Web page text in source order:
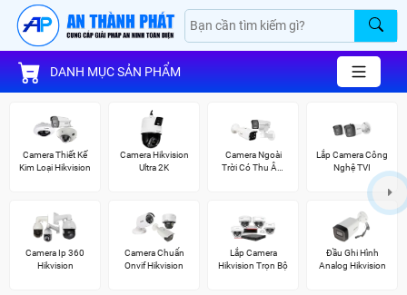
DANH MỤC SẢN PHẨM
Camera Thiết Kế
Kim Loại Hikvision
Camera Hikvision
Ultra 2K
Camera Ngoài
Trời Có Thu Âm
Lắp Camera Công
Nghệ TVI
Camera Ip 360
Hikvision
Camera Chuẩn
Onvif Hikvision
Lắp Camera
Hikvision Trọn Bộ
Đầu Ghi Hình
Analog Hikvision